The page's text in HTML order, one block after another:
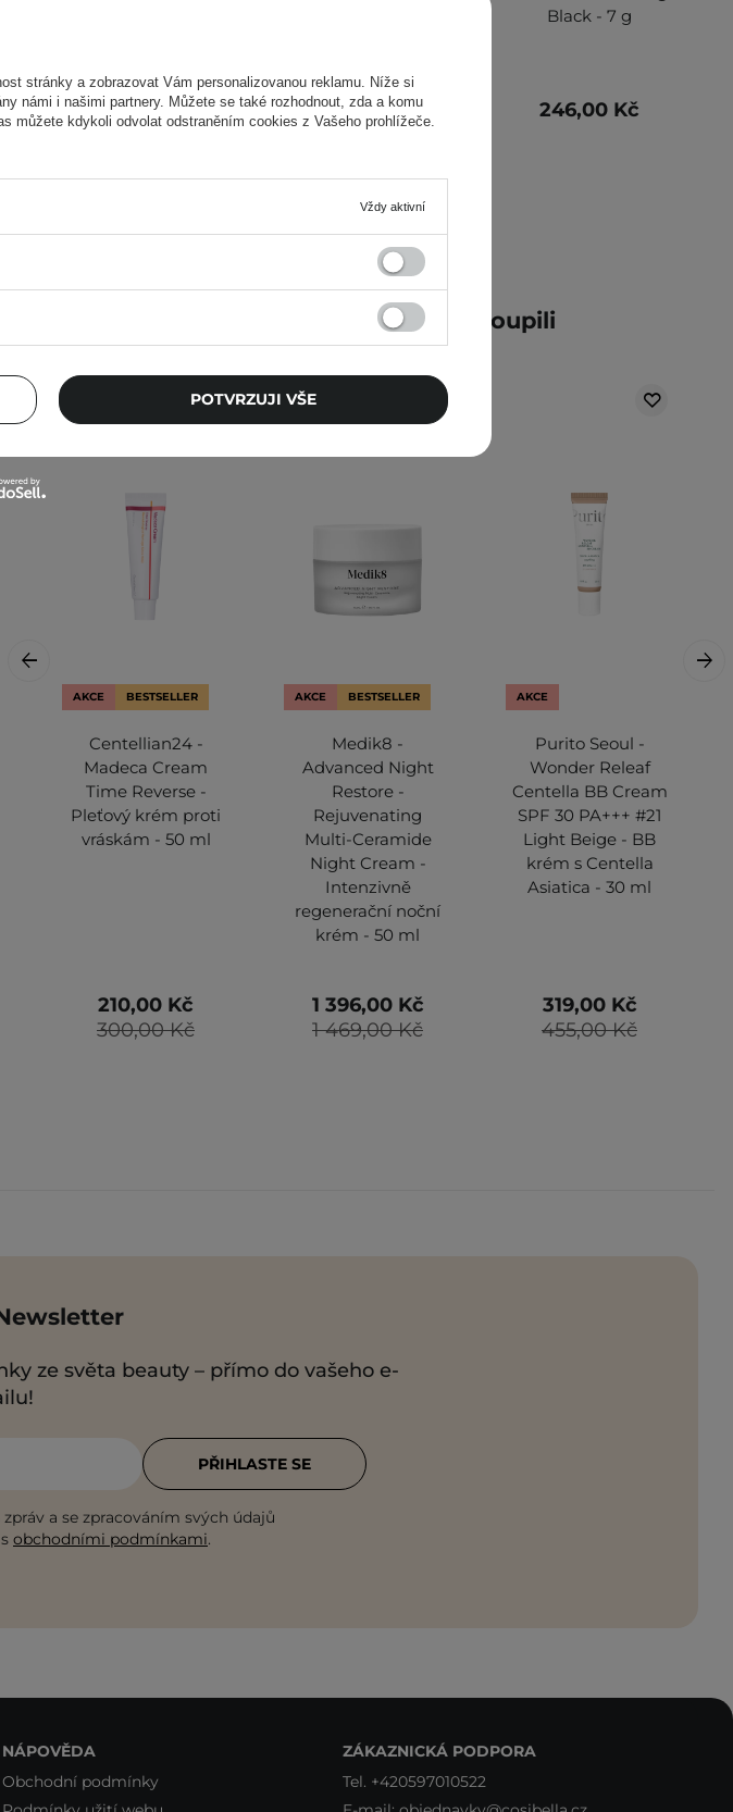
319,00 Kč 319,00 Kč
Black - 7 g
246,00 Kč
Ostatní zákazníci také zakoupili
AKCE BESTSELLER
Centellian24 -
Madeca Cream
Time Reverse -
Pleťový krém proti
vráskám - 50 ml
300,00 Kč
210,00 Kč
AKCE BESTSELLER
Medik8 -
Advanced Night
Restore -
Rejuvenating
Multi-Ceramide
Night Cream -
Intenzivně
regenerační noční
krém - 50 ml
1 469,00 Kč
1 396,00 Kč
AKCE
Purito Seoul -
Wonder Releaf
Centella BB Cream
SPF 30 PA+++ #21
Light Beige - BB
krém s Centella
Asiatica - 30 ml
455,00 Kč
319,00 Kč
ze světa beauty – přímo do vašeho e-
a se zpracováním svých údajů
obchodními podmínkami.
PŘIHLASTE SE
NÁPOVĚDA
Obchodní podmínky
ZÁKAZNICKÁ PODPORA
Tel. +420597010522
stránky a zobrazovat Vám personalizovanou reklamu. Níže si
námi i našimi partnery. Můžete se také rozhodnout, zda a komu
můžete kdykoli odvolat odstraněním cookies z Vašeho prohlížeče.
Vždy aktivní
POTVRZUJI VŠE